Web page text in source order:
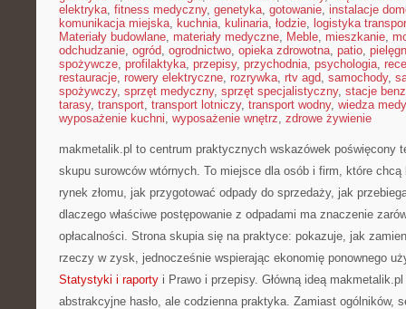
elektryka, fitness medyczny, genetyka, gotowanie, instalacje
komunikacja miejska, kuchnia, kulinaria, łodzie, logistyka
Materiały budowlane, materiały medyczne, Meble, mieszkanie,
odchudzanie, ogród, ogrodnictwo, opieka zdrowotna, patio,
spożywcze, profilaktyka, przepisy, przychodnia, psychologia,
restauracje, rowery elektryczne, rozrywka, rtv agd, samochody,
spożywczy, sprzęt medyczny, sprzęt specjalistyczny, stacje
tarasy, transport, transport lotniczy, transport wodny, wiedza
wyposażenie kuchni, wyposażenie wnętrz, zdrowe żywienie
makmetalik.pl to centrum praktycznych wskazówek poświęcony
skupu surowców wtórnych. To miejsce dla osób i firm, które chcą
rynek złomu, jak przygotować odpady do sprzedaży, jak
dlaczego właściwe postępowanie z odpadami ma znaczenie
opłacalności. Strona skupia się na praktyce: pokazuje, jak
rzeczy w zysk, jednocześnie wspierając ekonomię ponownego
Statystyki i raporty i Prawo i przepisy. Główną ideą
abstrakcyjne hasło, ale codzienna praktyka. Zamiast ogólników,